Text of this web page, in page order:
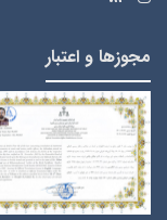
مجوزها و اعتبار